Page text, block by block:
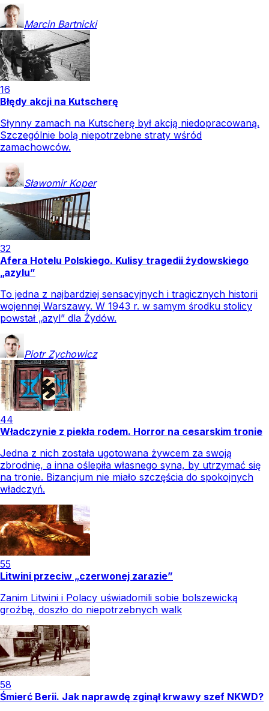
Marcin Bartnicki
16
Błędy akcji na Kutscherę
Słynny zamach na Kutscherę był akcją niedopracowaną.
Szczególnie bolą niepotrzebne straty wśród
zamachowców.
Sławomir Koper
32
Afera Hotelu Polskiego. Kulisy tragedii żydowskiego
„azylu”
To jedna z najbardziej sensacyjnych i tragicznych historii
wojennej Warszawy. W 1943 r. w samym środku stolicy
powstał „azyl” dla Żydów.
Piotr Zychowicz
44
Władczynie z piekła rodem. Horror na cesarskim tronie
Jedna z nich została ugotowana żywcem za swoją
zbrodnię, a inna oślepiła własnego syna, by utrzymać się
na tronie. Bizancjum nie miało szczęścia do spokojnych
władczyń.
55
Litwini przeciw „czerwonej zarazie”
Zanim Litwini i Polacy uświadomili sobie bolszewicką
groźbę, doszło do niepotrzebnych walk
58
Śmierć Berii. Jak naprawdę zginął krwawy szef NKWD?